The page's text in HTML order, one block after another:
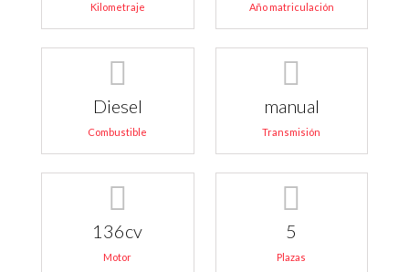
Kilometraje Año matriculación
Diesel
Combustible
manual
Transmisión
136cv
Motor
5
Plazas